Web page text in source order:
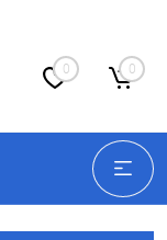
0 0